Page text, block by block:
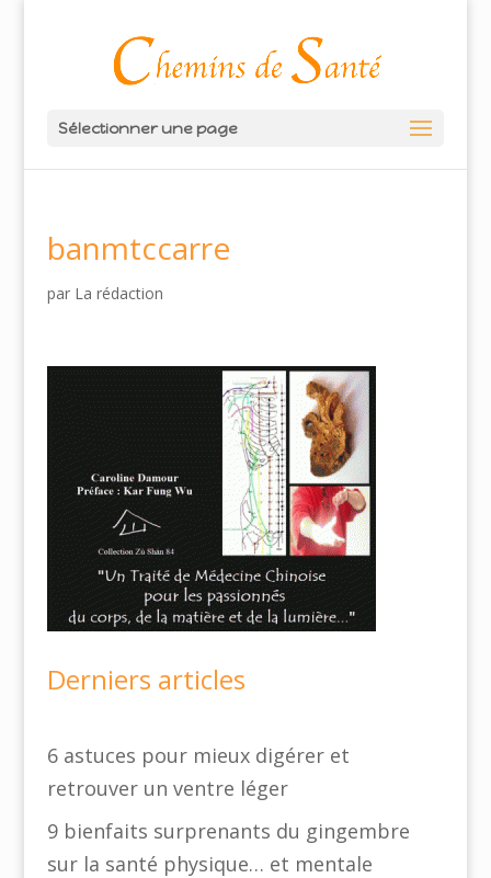
Sélectionner une page
banmtccarre
par La rédaction
Derniers articles
6 astuces pour mieux digérer et
retrouver un ventre léger
9 bienfaits surprenants du gingembre
sur la santé physique… et mentale